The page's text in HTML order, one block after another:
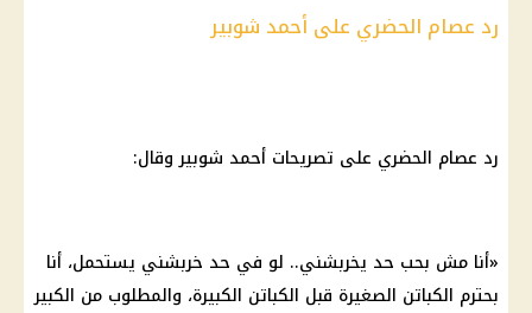
رد عصام الحضري على أحمد شوبير
رد عصام الحضري على تصريحات أحمد شوبيروقال:
«أنا مش بحب حد يخربشني.. لو في حد خربشني يستحمل، أنا
بحترم الكباتن الصغيرة قبل الكباتن الكبيرة، والمطلوب من الكبير